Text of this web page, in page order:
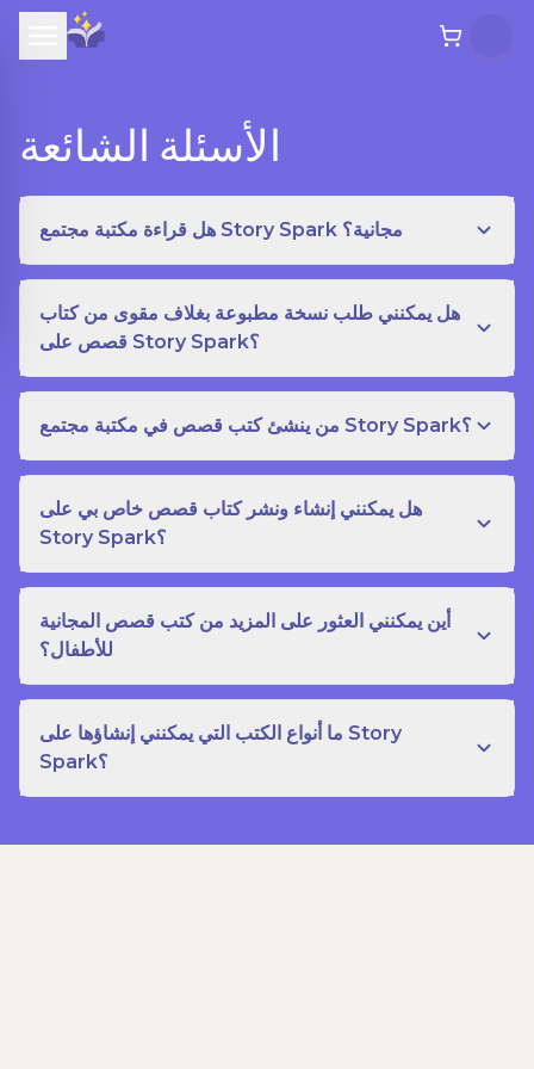
الأسئلة الشائعة
هل قراءة مكتبة مجتمع Story Spark مجانية؟
هل يمكنني طلب نسخة مطبوعة بغلاف مقوى من كتاب
قصص على Story Spark؟
من ينشئ كتب قصص في مكتبة مجتمع Story Spark؟
هل يمكنني إنشاء ونشر كتاب قصص خاص بي على
Story Spark؟
أين يمكنني العثور على المزيد من كتب قصص المجانية
للأطفال؟
ما أنواع الكتب التي يمكنني إنشاؤها على Story
Spark؟